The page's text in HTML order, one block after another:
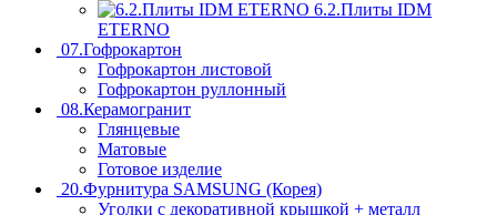
6.2.Плиты IDM
ETERNO
07.Гофрокартон
Гофрокартон листовой
Гофрокартон руллонный
08.Керамогранит
Глянцевые
Матовые
Готовое изделие
20.Фурнитура SAMSUNG (Корея)
Уголки с декоративной крышкой + металл